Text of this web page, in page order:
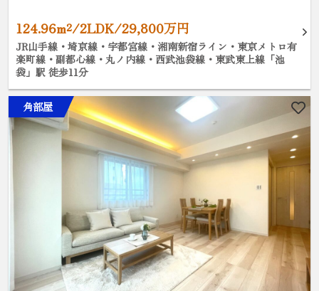
124.96m²/2LDK/29,800万円
JR山手線・埼京線・宇都宮線・湘南新宿ライン・東京メトロ有
楽町線・副都心線・丸ノ内線・西武池袋線・東武東上線「池
袋」駅 徒歩11分
角部屋